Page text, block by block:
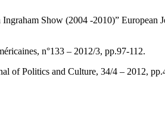
Show (2004 -2010)” European
n°133 – 2012/3, pp.97-112.
of Politics and Culture, 34/4 – 2012,